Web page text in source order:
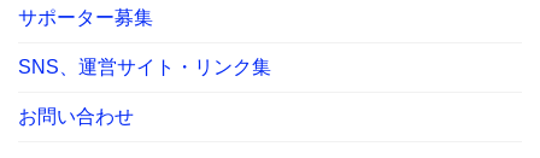
サポーター募集
SNS、運営サイト・リンク集
お問い合わせ